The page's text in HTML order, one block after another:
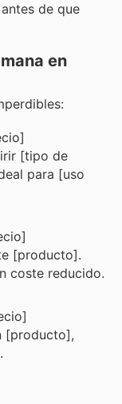
de que
en
[tipo de
para [uso
[producto].
coste reducido.
[producto],